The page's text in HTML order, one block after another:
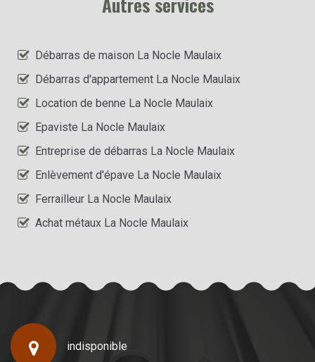
Débarras de maison La Nocle Maulaix
Débarras d'appartement La Nocle Maulaix
Location de benne La Nocle Maulaix
Epaviste La Nocle Maulaix
Entreprise de débarras La Nocle Maulaix
Enlèvement d'épave La Nocle Maulaix
Ferrailleur La Nocle Maulaix
Achat métaux La Nocle Maulaix
indisponible